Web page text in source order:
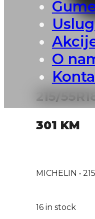
O
215/
301 KM
MICHELIN •
16 in stock